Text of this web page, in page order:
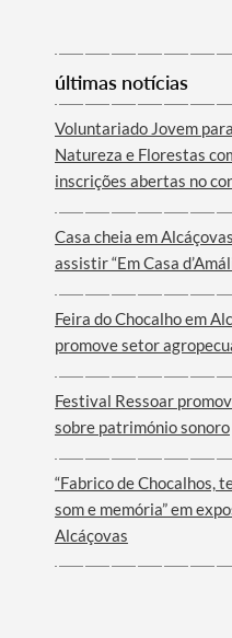
últimas notícias
Voluntariado Jovem
Natureza e Florestas
inscrições abertas no
Casa cheia em
assistir “Em Casa
Feira do Chocalho em
promove setor
Festival Ressoar
sobre património sonoro
“Fabrico de Chocalhos,
som e memória” em
Alcáçovas